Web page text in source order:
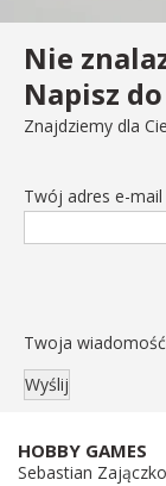
Nie
Napisz
Znajdziemy dla
Twój adres e-mail
Twoja wiadomość
HOBBY GAMES
Sebastian